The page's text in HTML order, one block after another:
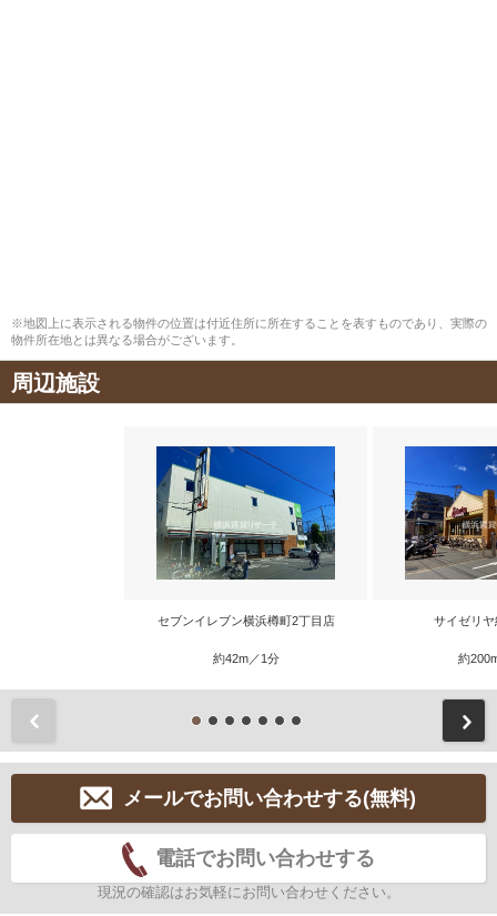
※地図上に表示される物件の位置は付近住所に所在することを表すものであり、実際の
物件所在地とは異なる場合がございます。
周辺施設
セブンイレブン横浜樽町2丁目店
約42m／1分
サイゼリ
約
メールでお問い合わせする(無料)
電話でお問い合わせする
現況の確認はお気軽にお問い合わせください。